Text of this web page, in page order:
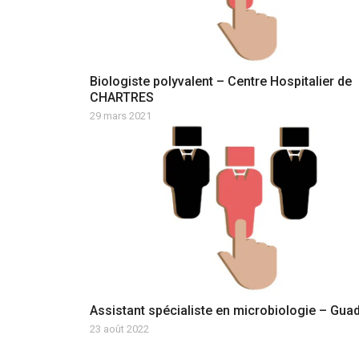
Biologiste polyvalent – Centre Hospitalier de
CHARTRES
29 mars 2021
Assistant spécialiste en microbiologie –
23 août 2022